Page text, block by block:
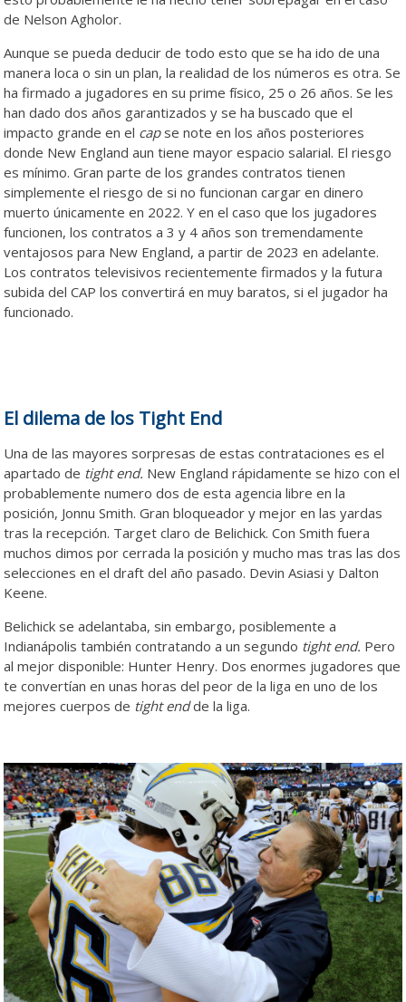
de Nelson Agholor.
Aunque se pueda deducir de todo esto que se ha ido de una
manera loca o sin un plan, la realidad de los números es otra. Se
ha firmado a jugadores en su prime físico, 25 o 26 años. Se les
han dado dos años garantizados y se ha buscado que el
impacto grande en el capse note en los años posteriores
donde New England aun tiene mayor espacio salarial. El riesgo
es mínimo. Gran parte de los grandes contratos tienen
simplemente el riesgo de si no funcionan cargar en dinero
muerto únicamente en 2022. Y en el caso que los jugadores
funcionen, los contratos a 3 y 4 años son tremendamente
ventajosos para New England, a partir de 2023 en adelante.
Los contratos televisivos recientemente firmados y la futura
subida del CAP los convertirá en muy baratos, si el jugador ha
funcionado.
El dilema de los Tight End
Una de las mayores sorpresas de estas contrataciones es el
apartado de tight end. New England rápidamente se hizo con el
probablemente numero dos de esta agencia libre en la
posición, Jonnu Smith. Gran bloqueador y mejor en las yardas
tras la recepción. Target claro de Belichick. Con Smith fuera
muchos dimos por cerrada la posición y mucho mas tras las dos
selecciones en el draft del año pasado. Devin Asiasi y Dalton
Keene.
Belichick se adelantaba, sin embargo, posiblemente a
Indianápolis también contratando a un segundo tight end. Pero
al mejor disponible: Hunter Henry. Dos enormes jugadores que
te convertían en unas horas del peor de la liga en uno de los
mejores cuerpos de tight endde la liga.